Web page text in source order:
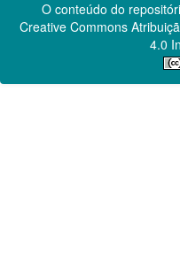
O conteúdo do
Creative Commons
4.0